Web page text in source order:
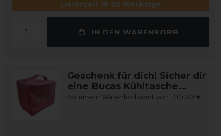
Lieferzeit 16-25 Werktage
IN DEN WARENKORB
Geschenk für dich! Sicher dir
eine Bucas Kühltasche...
Ab einem Warenkorbwert von 100,00 €